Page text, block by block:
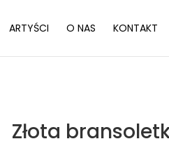
ARTYŚCI O NAS KONTAKT
Złota